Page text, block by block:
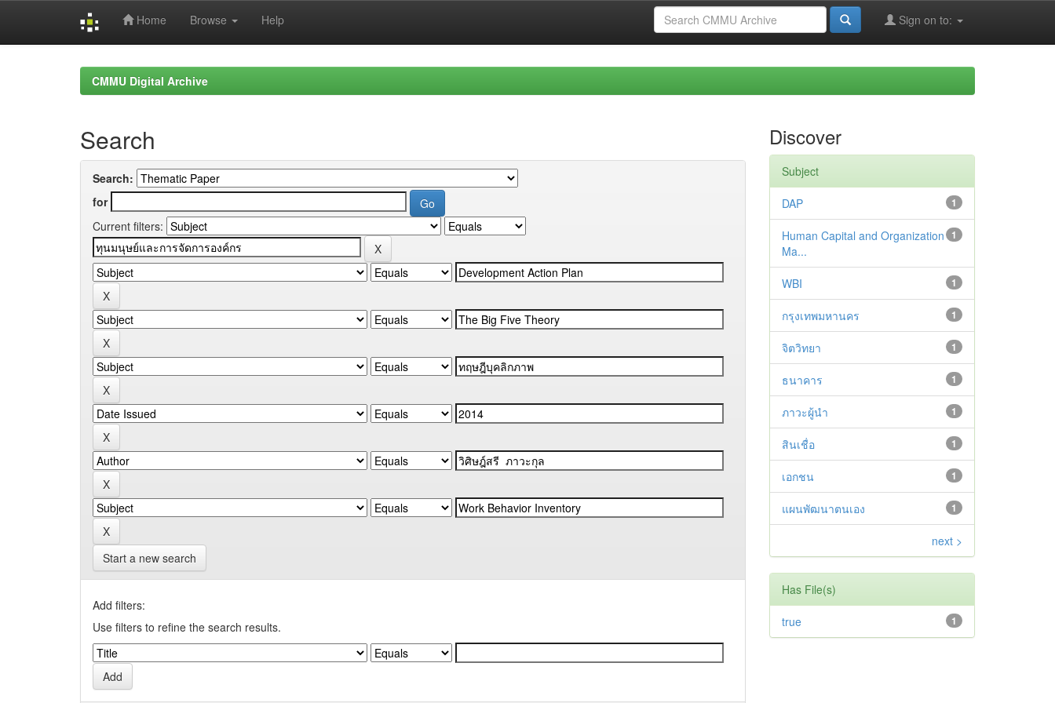
Home Browse Help Sign on to:
CMMU Digital Archive
Search
Search:
for
Current filters:
Start a new search
Add filters:
Use filters to refine the search results.
Discover
Subject
1
DAP
1
Human Capital and Organization
Ma...
1
WBI
1
กรุงเทพมหานคร
1
จิตวิทยา
1
ธนาคาร
1
ภาวะผู้นำ
1
สินเชื่อ
1
เอกชน
1
แผนพัฒนาตนเอง
next >
Has File(s)
1
true